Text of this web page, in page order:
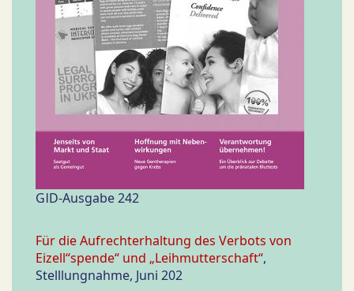
GID-Ausgabe 242
Für die Aufrechterhaltung des Verbots von
Eizell“spende“ und „Leihmutterschaft“,
Stelllungnahme, Juni 202